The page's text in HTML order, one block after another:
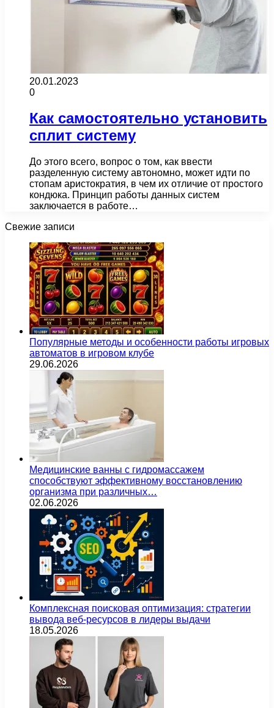
20.01.2023
0
Как самостоятельно установить
сплит систему
До этого всего, вопрос о том, как ввести
разделенную систему автономно, может идти по
стопам аристократия, в чем их отличие от простого
кондюка. Принцип работы данных систем
заключается в работе…
Свежие записи
Популярные методы и особенности работы игровых
автоматов в игровом клубе
29.06.2026
Медицинские ванны с гидромассажем
способствуют эффективному восстановлению
организма при различных…
02.06.2026
Комплексная поисковая оптимизация: стратегии
вывода веб-ресурсов в лидеры выдачи
18.05.2026